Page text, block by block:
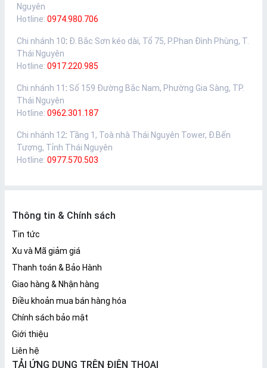
Nguyên
Hotline: 0974.980.706
Chi nhánh 10: Đ. Bắc Sơn kéo dài, Tổ 75, P.Phan Đình Phùng, T.
Thái Nguyên
Hotline: 0917.220.985
Chi nhánh 11 : Số 159 Đường Bắc Nam, Phường Gia Sàng, TP.
Thái Nguyên
Hotline: 0962.301.187
Chi nhánh 12: Tầng 1, Toà nhà Thái Nguyên Tower, Đ.Bến
Tượng, Tỉnh Thái Nguyên
Hotline: 0977.570.503
Thông tin & Chính sách
Tin tức
Xu và Mã giảm giá
Thanh toán & Bảo Hành
Giao hàng & Nhận hàng
Điều khoản mua bán hàng hóa
Chính sách bảo mật
Giới thiệu
Liên hệ
TẢI ỨNG DỤNG TRÊN ĐIỆN THOẠI